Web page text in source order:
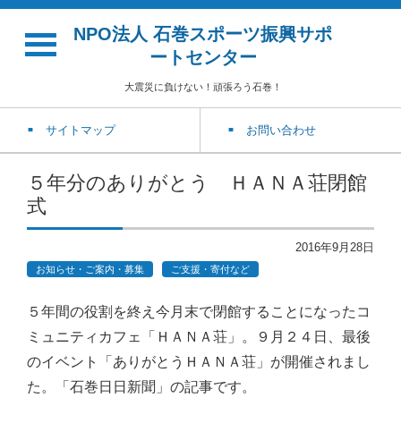
NPO法人 石巻スポーツ振興サポ
ートセンター
大震災に負けない！頑張ろう石巻！
サイトマップ お問い合わせ
５年分のありがとう ＨＡＮＡ荘閉館
式
2016年9月28日
お知らせ・ご案内・募集 ご支援・寄付など
５年間の役割を終え今月末で閉館することになったコ
ミュニティカフェ「ＨＡＮＡ荘」。
９月２４日、最後
のイベント「ありがとうＨＡＮＡ荘」が開催されまし
た。
「石巻日日新聞」の記事です。